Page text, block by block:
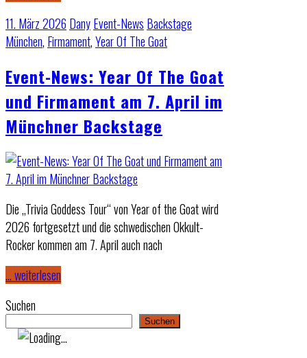
11. März 2026 DanyEvent-News Backstage
München, Firmament,Year Of The Goat
Event-News: Year Of The Goat
und Firmament am 7. April im
Münchner Backstage
Die „Trivia Goddess Tour“ von Year of the Goat wird
2026 fortgesetzt und die schwedischen Okkult-
Rocker kommen am 7. April auch nach
… weiterlesen
Suchen
Suchen